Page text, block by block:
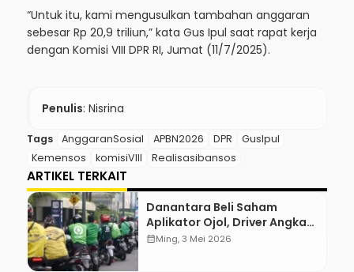
“Untuk itu, kami mengusulkan tambahan anggaran
sebesar Rp 20,9 triliun,” kata Gus Ipul saat rapat kerja
dengan Komisi VIII DPR RI, Jumat (11/7/2025).
Penulis: Nisrina
Tags AnggaranSosial APBN2026 DPR
GusIpul
Kemensos
komisiVIII Realisasibansos
ARTIKEL TERKAIT
Danantara Beli Saham
Aplikator Ojol, Driver Angkat
Jempol
calendar_monthMing, 3 Mei 2026